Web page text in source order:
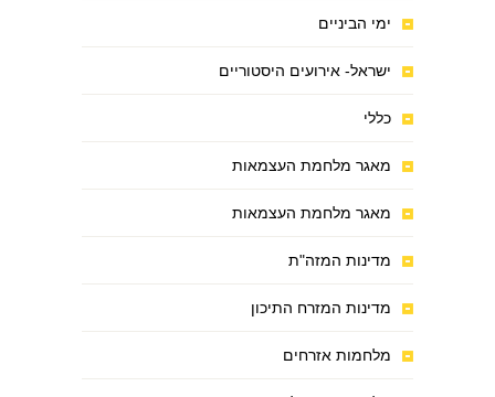
ימי הביניים
ישראל- אירועים היסטוריים
כללי
מאגר מלחמת העצמאות
מאגר מלחמת העצמאות
מדינות המזה"ת
מדינות המזרח התיכון
מלחמות אזרחים